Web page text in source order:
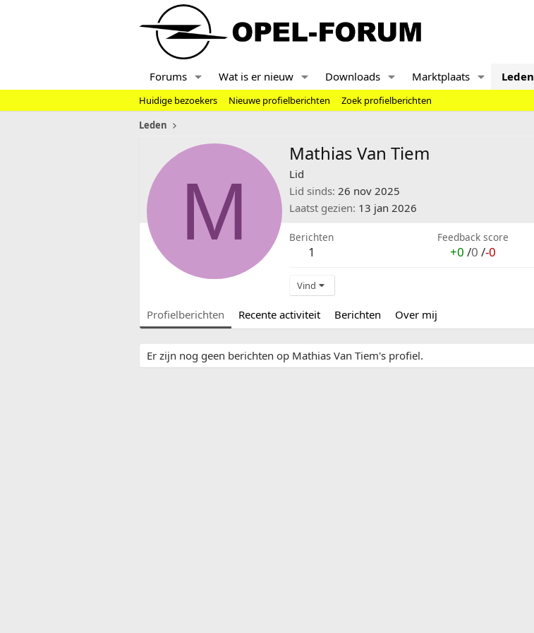
Forums Wat is er nieuw Downloads Marktplaats Leden
Huidige bezoekers Nieuwe profielberichten
Zoek profielberichten
Leden
M
Mathias Van Tiem
Lid
Lid sinds 26 nov 2025
Laatst gezien 13 jan 2026
Berichten
1
Feedback score
+0 /0 /-0
Vind
Profielberichten Recente activiteit Berichten Over mij
Er zijn nog geen berichten op Mathias Van Tiem's profiel.